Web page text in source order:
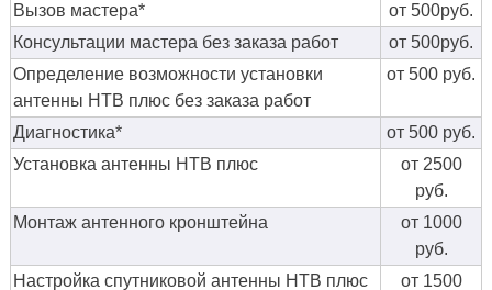
Вызов мастера*
от 500руб.
Консультации мастера без заказа работ
от 500руб.
Определение возможности установки
антенны НТВ плюс без заказа работ
от 500 руб.
Диагностика*
от 500 руб.
Установка антенны НТВ плюс
от 2500
руб.
Монтаж антенного кронштейна
от 1000
руб.
Настройка спутниковой антенны НТВ плюс
от 1500